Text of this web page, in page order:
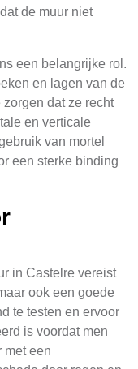
de muur niet
een belangrijke rol.
en lagen van de
dat ze recht
en verticale
van mortel
een sterke binding
in Castelre vereist
ook een goede
te testen en ervoor
is voordat men
met een